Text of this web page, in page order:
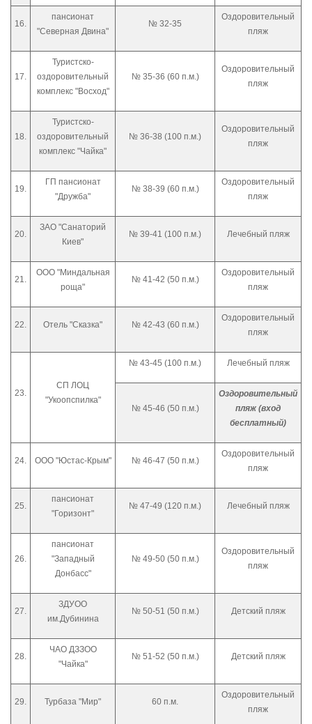
16.
пансионат
"Северная Двина"
№ 32-35
Оздоровительный
пляж
17.
Туристско-
оздоровительный
комплекс "Восход"
№ 35-36 (60 п.м.)
Оздоровительный
пляж
18.
Туристско-
оздоровительный
комплекс "Чайка"
№ 36-38 (100 п.м.)
Оздоровительный
пляж
19.
ГП пансионат
"Дружба"
№ 38-39 (60 п.м.)
Оздоровительный
пляж
20.
ЗАО "Санаторий
Киев"
№ 39-41 (100 п.м.) Лечебный пляж
21.
ООО "Миндальная
роща"
№ 41-42 (50 п.м.)
Оздоровительный
пляж
22. Отель "Сказка" № 42-43 (60 п.м.)
Оздоровительный
пляж
23.
СП ЛОЦ
"Укоопспилка"
№ 43-45 (100 п.м.) Лечебный пляж
№ 45-46 (50 п.м.)
Оздоровительный
пляж (вход
бесплатный)
24. ООО "Юстас-Крым" № 46-47 (50 п.м.)
Оздоровительный
пляж
25.
пансионат
"Горизонт"
№ 47-49 (120 п.м.) Лечебный пляж
26.
пансионат
"Западный
Донбасс"
№ 49-50 (50 п.м.)
Оздоровительный
пляж
27.
ЗДУОО
им.Дубинина
№ 50-51 (50 п.м.) Детский пляж
28.
ЧАО ДЗЗОО
"Чайка"
№ 51-52 (50 п.м.) Детский пляж
29. Турбаза "Мир" 60 п.м.
Оздоровительный
пляж